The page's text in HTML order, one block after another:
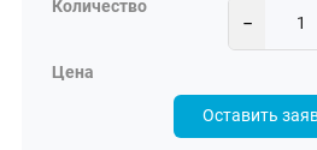
−
Оставить